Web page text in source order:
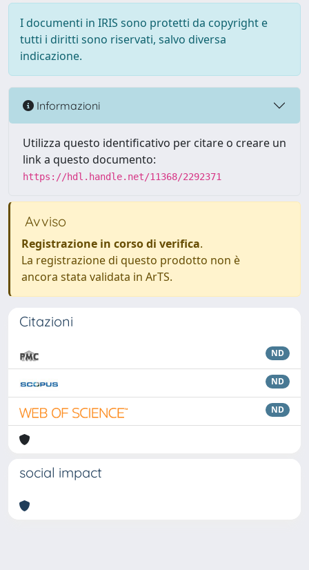
I documenti in IRIS sono protetti da copyright e
tutti i diritti sono riservati, salvo diversa
indicazione.
Informazioni
Utilizza questo identificativo per citare o creare un
link a questo documento:
https://hdl.handle.net/11368/2292371
Avviso
Registrazione in corso di verifica.
La registrazione di questo prodotto non è
ancora stata validata in ArTS.
Citazioni
ND
ND
ND
social impact